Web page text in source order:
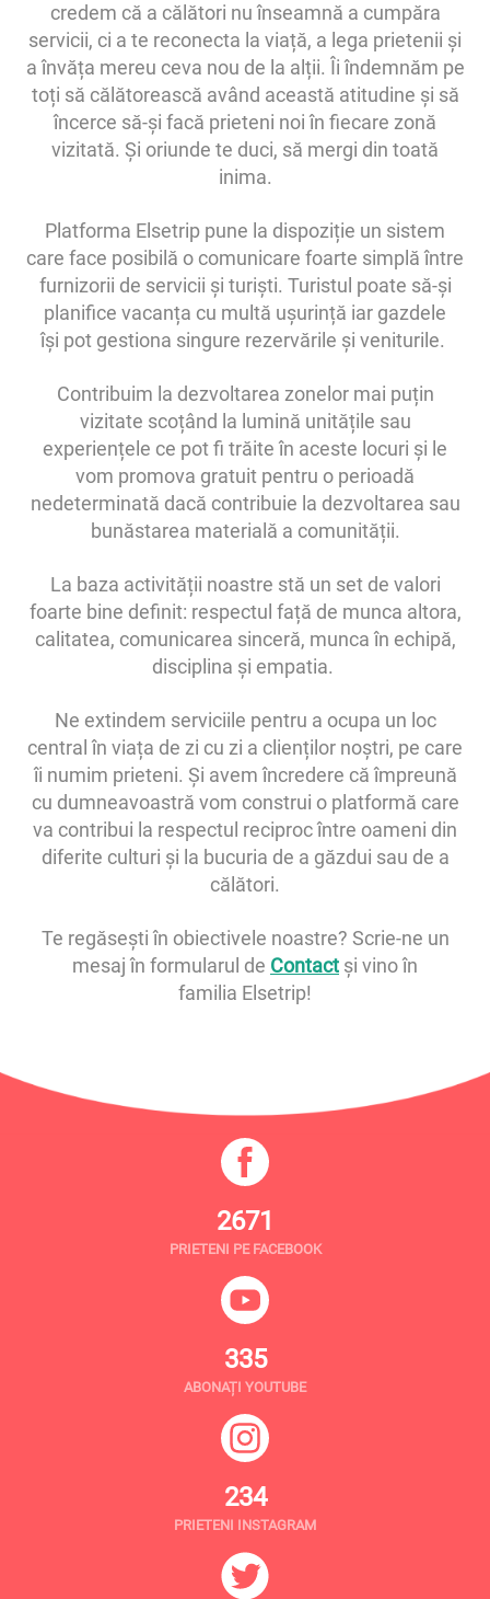
credem că a călători nu înseamnă a cumpăra
servicii, ci a te reconecta la viață, a lega prietenii și
a învăța mereu ceva nou de la alții. Îi îndemnăm pe
toți să călătorească având această atitudine și să
încerce să-și facă prieteni noi în fiecare zonă
vizitată. Și oriunde te duci, să mergi din toată
inima.
Platforma Elsetrip pune la dispoziție un sistem
care face posibilă o comunicare foarte simplă între
furnizorii de servicii și turiști. Turistul poate să-și
planifice vacanța cu multă ușurință iar gazdele
își pot gestiona singure rezervările și veniturile.
Contribuim la dezvoltarea zonelor mai puțin
vizitate scoțând la lumină unitățile sau
experiențele ce pot fi trăite în aceste locuri și le
vom promova gratuit pentru o perioadă
nedeterminată dacă contribuie la dezvoltarea sau
bunăstarea materială a comunității.
La baza activității noastre stă un set de valori
foarte bine definit: respectul față de munca altora,
calitatea, comunicarea sinceră, munca în echipă,
disciplina și empatia.
Ne extindem serviciile pentru a ocupa un loc
central în viața de zi cu zi a clienților noștri, pe care
îi numim prieteni. Și avem încredere că împreună
cu dumneavoastră vom construi o platformă care
va contribui la respectul reciproc între oameni din
diferite culturi și la bucuria de a găzdui sau de a
călători.
Te regăsești în obiectivele noastre? Scrie-ne un
mesaj în formularul de Contact și vino în
familia Elsetrip!
2671
PRIETENI PE FACEBOOK
335
ABONAȚI YOUTUBE
234
PRIETENI INSTAGRAM